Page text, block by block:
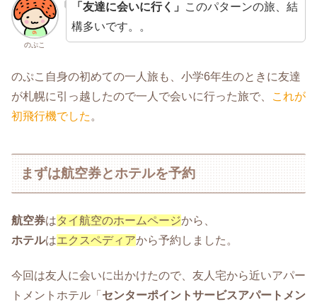
のぷこ
「友達に会いに行く」
このパターンの旅、結
構多いです。。
のぷこ自身の初めての一人旅も、小学6年生のときに友達
が札幌に引っ越したので一人で会いに行った旅で、
これが
初飛行機でした 。
まずは航空券とホテルを予約
航空券はタイ航空のホームページから、
ホテルはエクスペディアから予約しました。
今回は友人に会いに出かけたので、友人宅から近いアパー
トメントホテル「 センターポイントサービスアパートメン